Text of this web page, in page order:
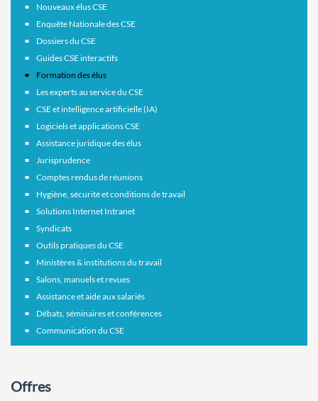
Nouveaux élus CSE
Enquête Nationale des CSE
Dossiers du CSE
Guides CSE interactifs
Formation des élus
Les experts au service du CSE
CSE et intelligence artificielle (IA)
Logiciels et applications CSE
Assistance juridique des élus
Jurisprudence
Comptes rendus de réunions
Hygiène, sécurité et conditions de travail
Solutions Internet Intranet
Syndicats
Outils pratiques du CSE
Ministères & institutions du travail
Salons, manuels et revues
Assistance et aide aux salariés
Débats, séminaires et conférences
Communication du CSE
Offres